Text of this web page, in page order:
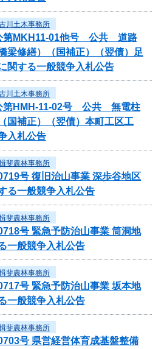
川土木事務所
第MKH11-01他号 公共 道路
梁修繕）（国補正）（翌債）足
関する一般競争入札公告
川土木事務所
第HMH-11-02号 公共 無電柱
国補正）（翌債）本町工区工
入札公告
斐農林事務所
号 復旧治山事業 深歩谷地区
る一般競争入札公告
斐農林事務所
号 緊急予防治山事業 筒洞地
一般競争入札公告
斐農林事務所
号 緊急予防治山事業 坂本地
一般競争入札公告
斐農林事務所
号 県営経営体育成基盤整備